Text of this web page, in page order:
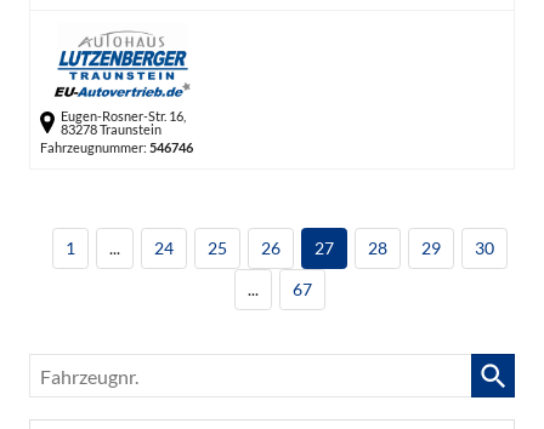
Eugen-Rosner-Str. 16,
83278 Traunstein
Fahrzeugnummer: 546746
1 ... 24 25 26 27 28 29
30
...
67
Fahrzeugnr.